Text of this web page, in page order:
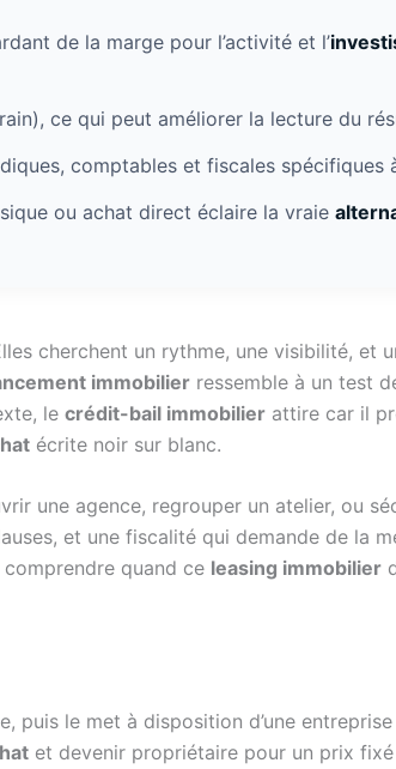
de la marge pour l’activité et l’
ce qui peut améliorer la lecture du
comptables et fiscales spécifiques
ou achat direct éclaire la vraie
cherchent un rythme, une visibilité, et
immobilier ressemble à un test
le crédit-bail immobilier attire car il
écrite noir sur blanc.
une agence, regrouper un atelier, ou
et une fiscalité qui demande de la
quand ce leasing immobilier
puis le met à disposition d’une
et devenir propriétaire pour un prix